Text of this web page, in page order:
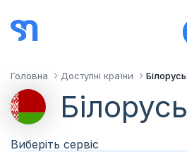
Головна Доступні країни Білорусь
Білорусь
Виберіть сервіс